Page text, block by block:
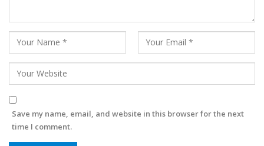
Save my name, email, and website in this browser for the next
time I comment.